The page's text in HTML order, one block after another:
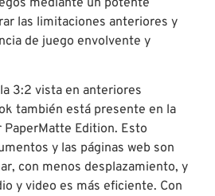
las limitaciones anteriores y
de juego envolvente y
3:2 vista en anteriores
también está presente en la
PaperMatte Edition. Esto
y las páginas web son
con menos desplazamiento, y
y video es más eficiente. Con